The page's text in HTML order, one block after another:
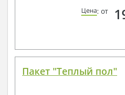
Цена: от
Пакет "Теплый пол"